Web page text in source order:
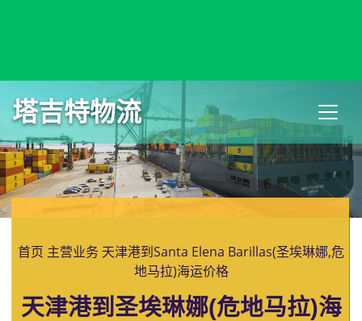
塔吉特物流
首页 主营业务 天津港到Santa Elena Barillas(圣埃琳娜,危
地马拉)海运价格
天津港到圣埃琳娜(危地马拉)海